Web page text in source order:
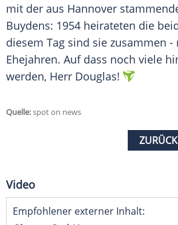
mit der aus Hannover
Buydens: 1954 heirateten die
diesem Tag sind sie zusammen -
Ehejahren. Auf dass noch viele
werden, Herr Douglas!
Quelle:spot on news
Video
Empfohlener externer Inhalt: